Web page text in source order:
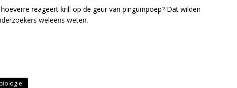
reageert krill op de geur van pinguïnpoep? Dat wilden
weleens weten.